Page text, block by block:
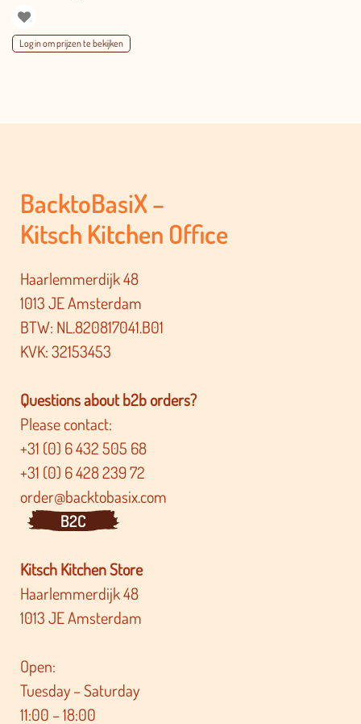
Log in om prijzen te bekijken
BacktoBasiX –
Kitsch Kitchen Office
Haarlemmerdijk 48
1013 JE Amsterdam
BTW: NL.820817041.B01
KVK: 32153453
Questions about b2b orders?
Please contact:
+31 (0) 6 432 505 68
+31 (0) 6 428 239 72
order@backtobasix.com
B2C
Kitsch Kitchen Store
Haarlemmerdijk 48
1013 JE Amsterdam
Open:
Tuesday – Saturday
11:00 – 18:00